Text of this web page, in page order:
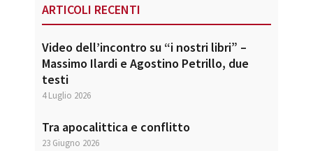
ARTICOLI RECENTI
Video dell’incontro su “i nostri libri” –
Massimo Ilardi e Agostino Petrillo, due
testi
4 Luglio 2026
Tra apocalittica e conflitto
23 Giugno 2026